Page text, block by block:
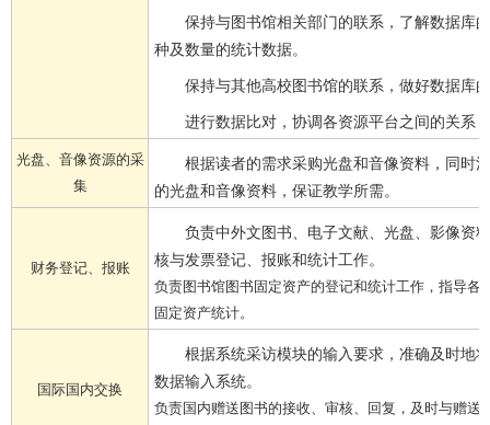
保持与图书馆相关部门的联系，了解数据库
种及数量的统计数据。
保持与其他高校图书馆的联系，做好数据库
进行数据比对，协调各资源平台之间的关系
光盘、音像资源的采
集
根据读者的需求采购光盘和音像资料，同时
的光盘和音像资料，保证教学所需。
财务登记、报账
负责中外文图书、电子文献、光盘、影像资
核与发票登记、报账和统计工作。
负责图书馆图书固定资产的登记和统计工作，指导各
固定资产统计。
国际国内交换
根据系统采访模块的输入要求，准确及时地
数据输入系统。
负责国内赠送图书的接收、审核、回复，及时与赠送